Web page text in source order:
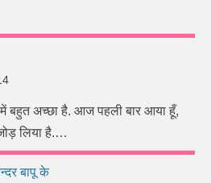
बहुत अच्छा है. आज पहली बार आया हूँ,
लिया है.…
बापू के